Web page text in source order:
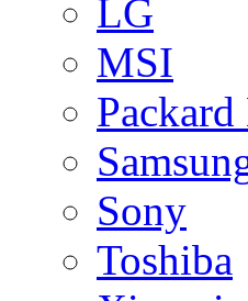
LG
MSI
Sony
Toshiba